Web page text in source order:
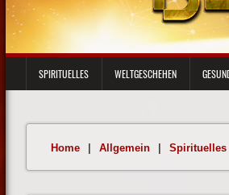
SPIRITUELLES WELTGESCHEHEN
Home Allgemein Spirituelles